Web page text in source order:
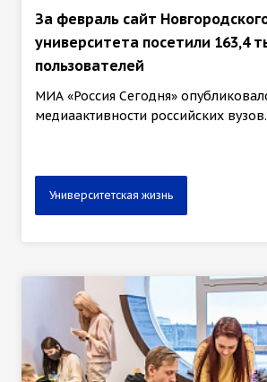
За февраль сайт
университета посетили 163,4
пользователей
МИА «Россия Сегодня»
медиаактивности российских вузов.
Университетская жизнь